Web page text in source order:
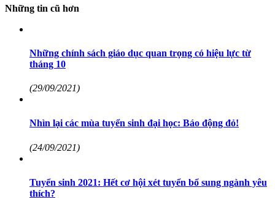
Những tin cũ hơn
Những chính sách giáo dục quan trọng có hiệu lực từ
tháng 10
(29/09/2021)
Nhìn lại các mùa tuyển sinh đại học: Báo động đỏ!
(24/09/2021)
Tuyển sinh 2021: Hết cơ hội xét tuyển bổ sung ngành yêu
thích?